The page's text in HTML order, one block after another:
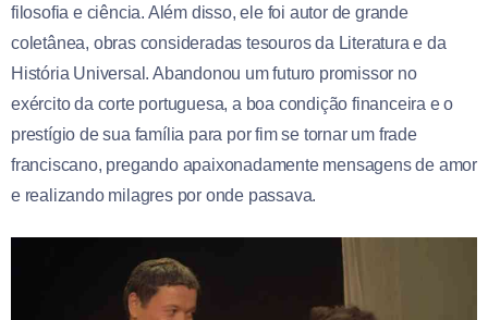
filosofia e ciência. Além disso, ele foi autor de grande
coletânea, obras consideradas tesouros da Literatura e da
História Universal. Abandonou um futuro promissor no
exército da corte portuguesa, a boa condição financeira e o
prestígio de sua família para por fim se tornar um frade
franciscano, pregando apaixonadamente mensagens de amor
e realizando milagres por onde passava.